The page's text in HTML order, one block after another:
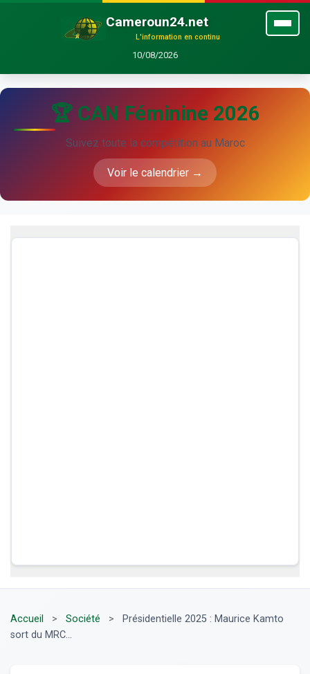
Cameroun24.net
L'information en continu
10/08/2026
🏆 CAN Féminine 2026
Suivez toute la compétition au Maroc
Voir le calendrier →
Accueil > Société >
Présidentielle 2025 : Maurice Kamto
sort du MRC...